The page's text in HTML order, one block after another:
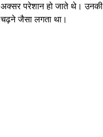
अक्सर परेशान हो जाते थे। उनकी
चढ़ने जैसा लगता था।